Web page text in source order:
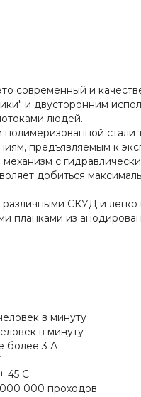
современный и
и двусторонним
людей.
стали
предъявляемым к
c
добиться
СКУД и
планками из
человек в минуту
человек в минуту
более 3 А
45 C
000 000 проходов